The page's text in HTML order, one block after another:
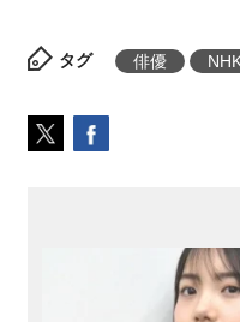
タグ 俳優